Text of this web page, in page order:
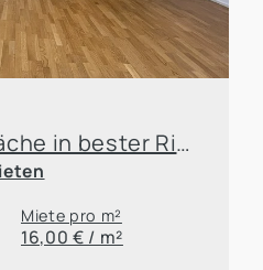
Sanierte Bürofläche in bester Ringlage
Miete pro m²
16,00 € / m²